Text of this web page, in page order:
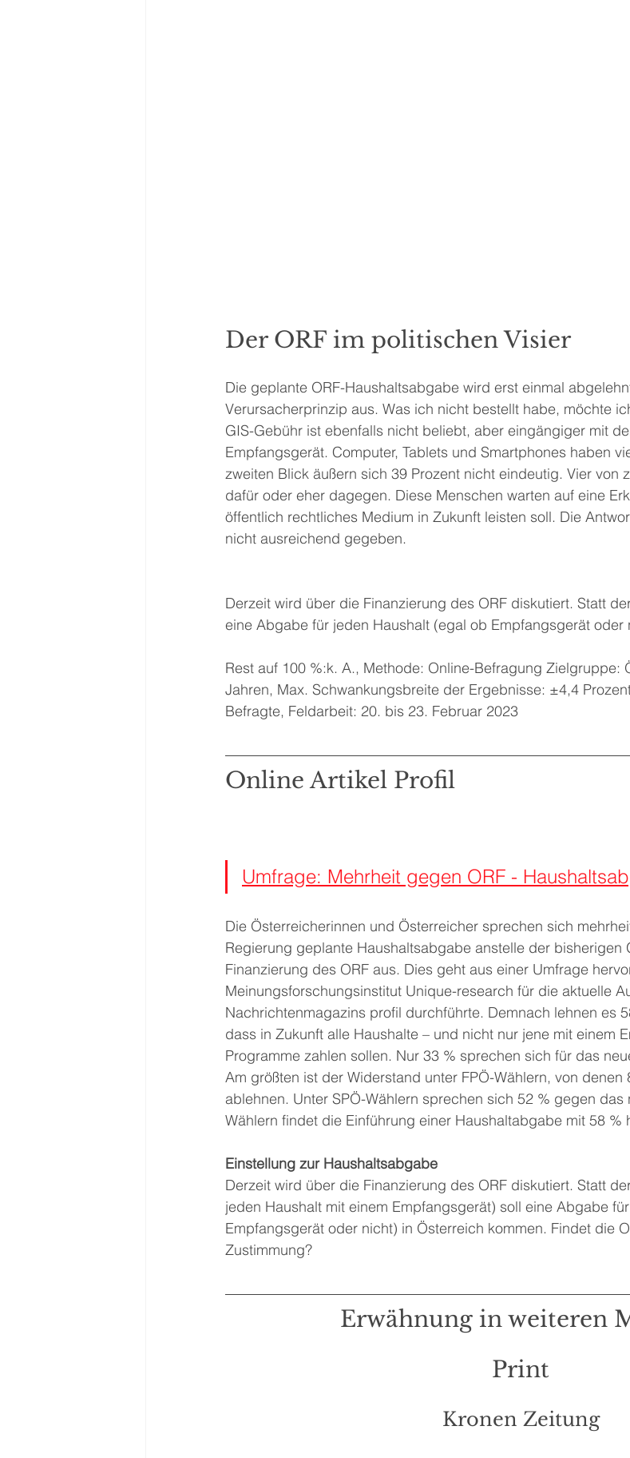
Der ORF im politischen Visier
Die geplante ORF-Haushaltsabgabe wird erst einmal
Verursacherprinzip aus. Was ich nicht bestellt habe, möchte
GIS-Gebühr ist ebenfalls nicht beliebt, aber eingängiger mit
Empfangsgerät. Computer, Tablets und Smartphones haben
zweiten Blick äußern sich 39 Prozent nicht eindeutig. Vier von
dafür oder eher dagegen. Diese Menschen warten auf eine
öffentlich rechtliches Medium in Zukunft leisten soll. Die
nicht ausreichend gegeben.
Derzeit wird über die Finanzierung des ORF diskutiert. Statt
eine Abgabe für jeden Haushalt (egal ob Empfangsgerät oder
Rest auf 100 %:k. A., Methode: Online-Befragung Zielgruppe:
Jahren, Max. Schwankungsbreite der Ergebnisse: ±4,4
Befragte, Feldarbeit: 20. bis 23. Februar 2023
Online Artikel Profil
Umfrage: Mehrheit gegen ORF -
Die Österreicherinnen und Österreicher sprechen sich
Regierung geplante Haushaltsabgabe anstelle der bisherigen
Finanzierung des ORF aus. Dies geht aus einer Umfrage
Meinungsforschungsinstitut Unique-research für die aktuelle
Nachrichtenmagazins profil durchführte. Demnach lehnen es
dass in Zukunft alle Haushalte – und nicht nur jene mit einem
Programme zahlen sollen. Nur 33 % sprechen sich für das
Am größten ist der Widerstand unter FPÖ-Wählern, von
ablehnen. Unter SPÖ-Wählern sprechen sich 52 % gegen das
Wählern findet die Einführung einer Haushaltabgabe mit 58 %
Einstellung zur Haushaltsabgabe
Derzeit wird über die Finanzierung des ORF diskutiert. Statt
jeden Haushalt mit einem Empfangsgerät) soll eine Abgabe
Empfangsgerät oder nicht) in Österreich kommen. Findet die
Zustimmung?
Erwähnung in weiteren
Print
Kronen Zeitung